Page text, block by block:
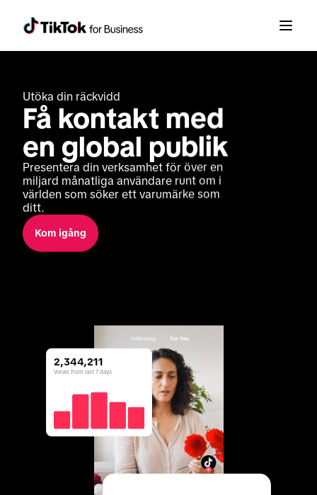
Utöka din räckvidd
Få kontakt med
en global publik
Presentera din verksamhet för över en
miljard månatliga användare runt om i
världen som söker ett varumärke som
ditt.
Kom igång
2,344,211
Views from last 7 days